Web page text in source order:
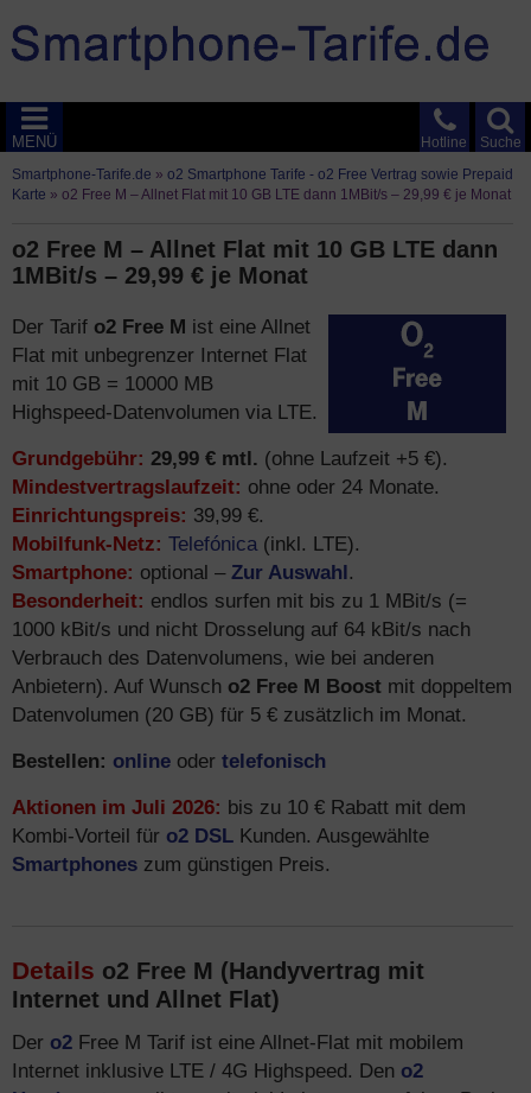
Suche
Hotline
MENÜ
Smartphone-Tarife.de » o2 Smartphone Tarife - o2 Free Vertrag sowie Prepaid
Karte » o2 Free M – Allnet Flat mit 10 GB LTE dann 1MBit/s – 29,99 € je Monat
o2 Free M – Allnet Flat mit 10 GB LTE dann
1MBit/s – 29,99 € je Monat
Der Tarif o2 Free M ist eine Allnet
Flat mit unbegrenzer Internet Flat
mit 10 GB = 10000 MB
Highspeed-Datenvolumen via LTE.
Grundgebühr: 29,99 € mtl. (ohne Laufzeit +5 €).
Mindestvertragslaufzeit: ohne oder 24 Monate.
Einrichtungspreis: 39,99 €.
Mobilfunk-Netz: Telefónica(inkl. LTE).
Smartphone: optional – Zur Auswahl.
Besonderheit: endlos surfen mit bis zu 1 MBit/s (=
1000 kBit/s und nicht Drosselung auf 64 kBit/s nach
Verbrauch des Datenvolumens, wie bei anderen
Anbietern). Auf Wunsch o2 Free M Boost mit doppeltem
Datenvolumen (20 GB) für 5 € zusätzlich im Monat.
Bestellen: online oder telefonisch
Aktionen im Juli 2026: bis zu 10 € Rabatt mit dem
Kombi-Vorteil für o2 DSL Kunden. Ausgewählte
Smartphones zum günstigen Preis.
Details o2 Free M (Handyvertrag mit
Internet und Allnet Flat)
Der o2 Free M Tarif ist eine Allnet-Flat mit mobilem
Internet inklusive LTE / 4G Highspeed. Den o2